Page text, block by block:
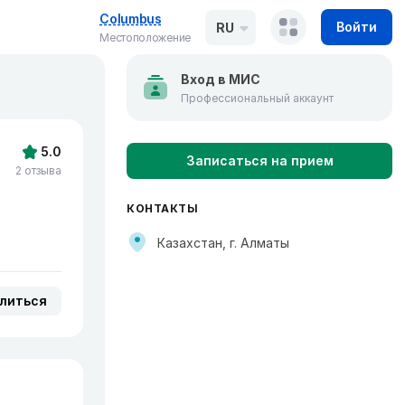
Columbus
Местоположение
RU Войти
5.0
2 отзыва
Вход в МИС
Профессиональный аккаунт
Записаться на прием
КОНТАКТЫ
Казахстан, г. Алматы